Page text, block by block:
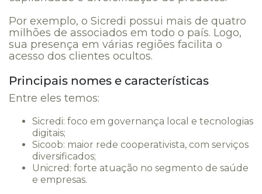
Por exemplo, o Sicredi possui mais de quatro
milhões de associados em todo o país. Logo,
sua presença em várias regiões facilita o
acesso dos clientes ocultos.
Principais nomes e características
Entre eles temos:
Sicredi: foco em governança local e tecnologias
digitais;
Sicoob: maior rede cooperativista, com serviços
diversificados;
Unicred: forte atuação no segmento de saúde
e empresas.